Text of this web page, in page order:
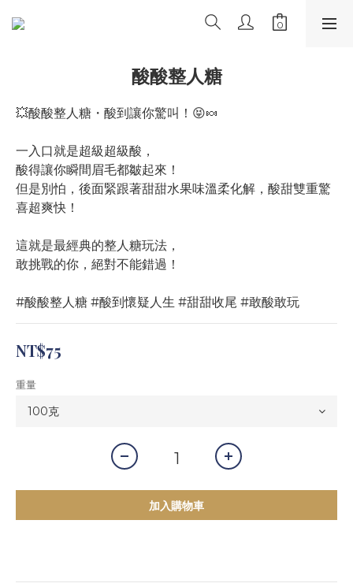
酸酸整人糖
💥酸酸整人糖・酸到讓你驚叫！😝🍬
一入口就是超級超級酸，
酸得讓你瞬間眉毛都皺起來！
但是別怕，後面緊跟著甜甜水果味溫柔化解，酸甜雙重驚
喜超爽快！
這就是最經典的整人糖玩法，
敢挑戰的你，絕對不能錯過！
#酸酸整人糖 #酸到懷疑人生 #甜甜收尾 #敢酸敢玩
NT$75
重量
加入購物車